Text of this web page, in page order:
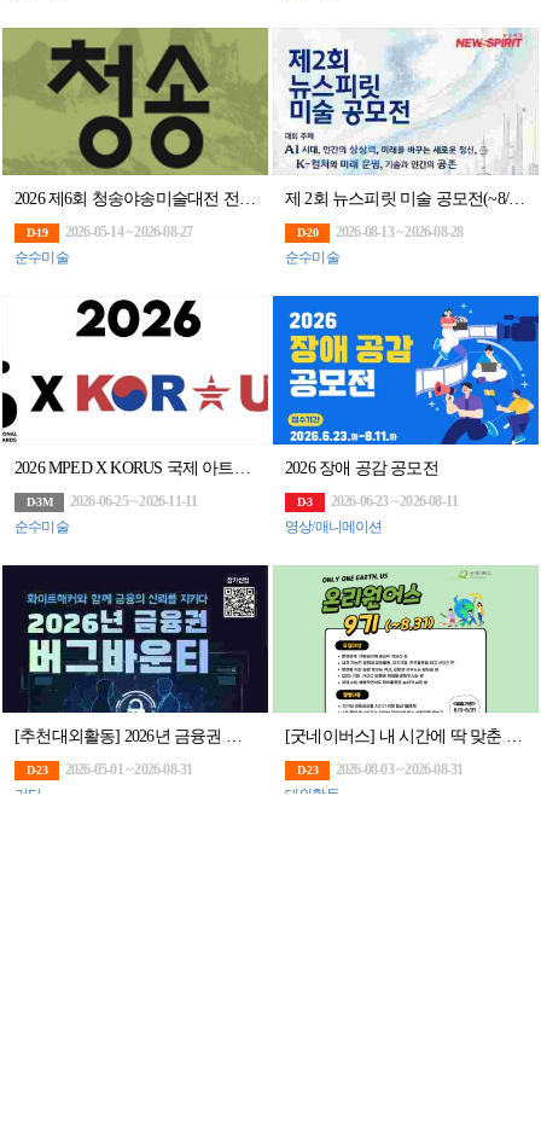
2026 제6회 청송야송미술대전 전국공모
D-19
2026-05-14 ~ 2026-08-27
순수미술
제 2회 뉴스피릿 미술 공모전(~8/28)
D-20
2026-08-13 ~ 2026-08-28
순수미술
D-3M
2026-06-25 ~ 2026-11-11
순수미술
2026 장애 공감 공모전
D-3
2026-06-23 ~ 2026-08-11
영상/애니메이션
D-23
2026-05-01 ~ 2026-08-31
기타
D-23
2026-08-03 ~ 2026-08-31
대외활동